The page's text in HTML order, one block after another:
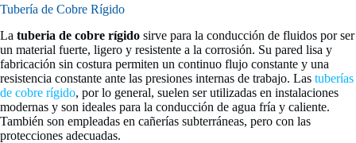
Tubería de Cobre Rígido
La tuberia de cobre rígido sirve para la conducción de fluidos por ser
un material fuerte, ligero y resistente a la corrosión. Su pared lisa y
fabricación sin costura permiten un continuo flujo constante y una
resistencia constante ante las presiones internas de trabajo. Las tuberías
de cobre rígido, por lo general, suelen ser utilizadas en instalaciones
modernas y son ideales para la conducción de agua fría y caliente.
También son empleadas en cañerías subterráneas, pero con las
protecciones adecuadas.